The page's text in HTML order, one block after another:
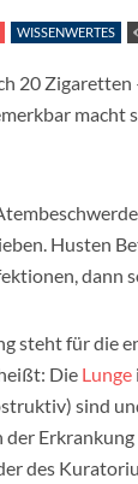
WISSENWERTES
20
macht
Husten
dann
steht für die
Die Lunge
sind
des